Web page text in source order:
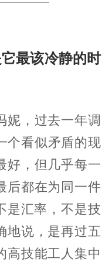
最该冷静的时
妮，过去一年调
个看似矛盾的现
好，但几乎每一
后都在为同一件
汇率，不是技
地说，是再过五
高技能工人集中